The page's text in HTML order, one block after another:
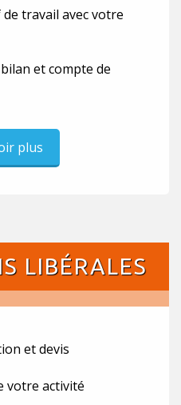
travail avec votre
et compte de
plus
LIBÉRALES
et devis
votre activité